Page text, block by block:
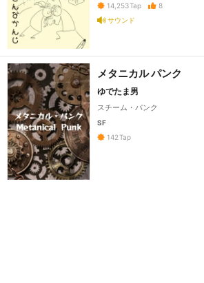
14,253Tap
8
サウンド
メタニカル パンク
ゆでたま男
スチーム・パンク
SF
142 Tap